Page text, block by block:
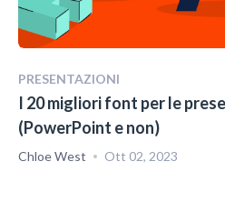
PRESENTAZIONI
I 20 migliori font per le
(PowerPoint e non)
Chloe West Ott 02, 2023